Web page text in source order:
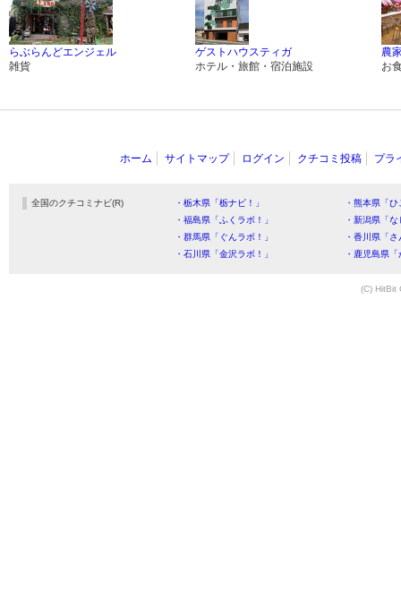
らぶらんどエンジェル
雑貨
ゲストハウスティガ
ホテル・旅館・宿泊施設
農
お
ホーム サイトマップ ログイン クチコミ投稿 プラ
全国のクチコミナビ(R) ・栃木県「栃ナビ！」
・熊本県「
・福島県「ふくラボ！」
・新潟県「
・群馬県「ぐんラボ！」
・香川県「
・石川県「金沢ラボ！」
・鹿児島県
(C) HitBit